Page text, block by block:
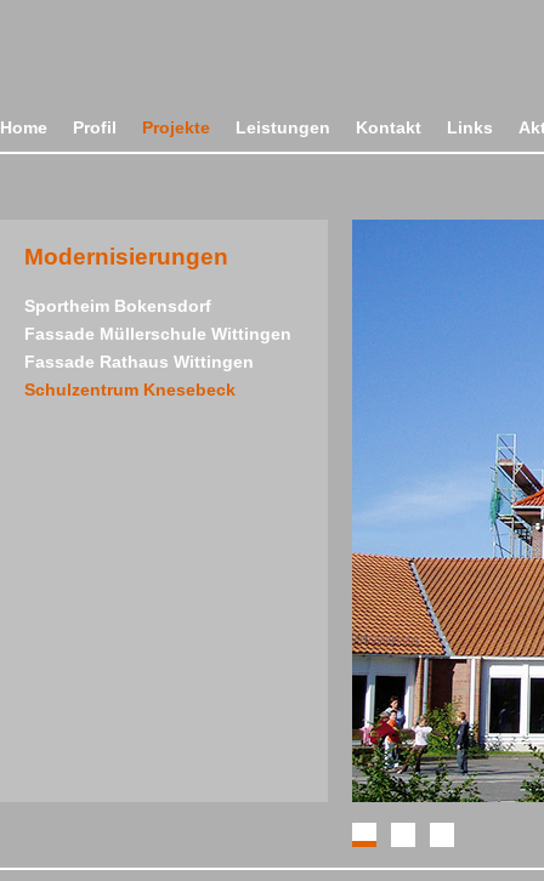
Home Profil Projekte Leistungen Kontakt Links
Modernisierungen
Sportheim Bokensdorf
Fassade Müllerschule Wittingen
Fassade Rathaus Wittingen
Schulzentrum Knesebeck